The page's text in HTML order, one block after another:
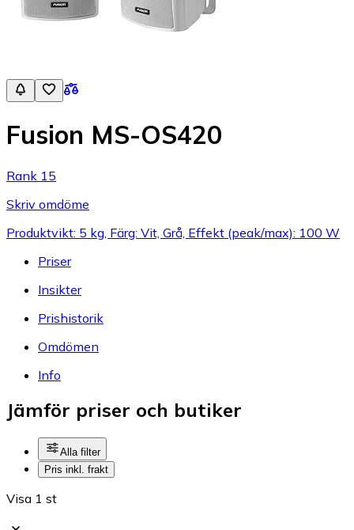
Fusion MS-OS420
Rank 15
Skriv omdöme
Produktvikt: 5 kg, Färg: Vit, Grå, Effekt (peak/max): 100 W
Priser
Insikter
Prishistorik
Omdömen
Info
Jämför priser och butiker
Alla filter
Pris inkl. frakt
Visa 1 st